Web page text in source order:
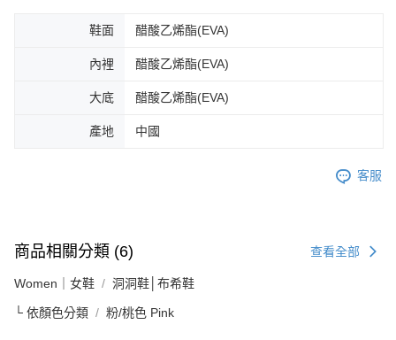
鞋面 醋酸乙烯酯(EVA)
內裡 醋酸乙烯酯(EVA)
大底 醋酸乙烯酯(EVA)
產地 中國
客服
商品相關分類 (6) 查看全部
Women｜女鞋 洞洞鞋│布希鞋
└ 依顏色分類 粉/桃色 Pink